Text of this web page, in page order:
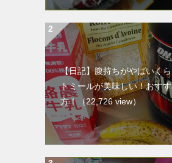
【日記】腹持ちがやばいく
トミールが美味しい！おす
方！
（22,726 view）